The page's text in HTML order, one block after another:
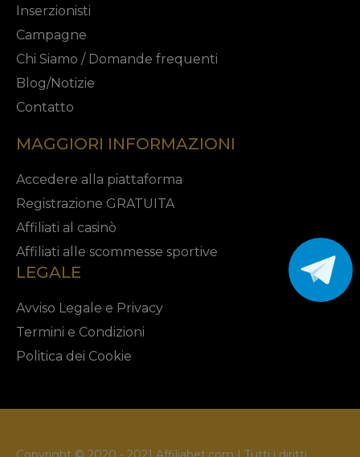
Inserzionisti
Campagne
Chi Siamo / Domande frequenti
Blog/Notizie
Contatto
MAGGIORI INFORMAZIONI
Accedere alla piattaforma
Registrazione GRATUITA
Affiliati al casinò
Affiliati alle scommesse sportive
LEGALE
Avviso Legale e Privacy
Termini e Condizioni
Politica dei Cookie